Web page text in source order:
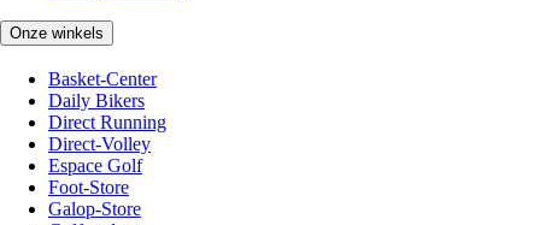
Onze winkels
Basket-Center
Daily Bikers
Direct Running
Direct-Volley
Espace Golf
Foot-Store
Galop-Store